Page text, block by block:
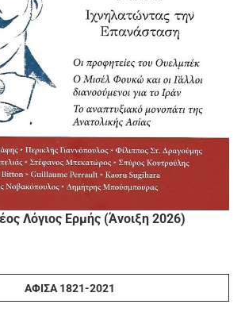
Λόγιος Ερμής (Άνοιξη 2026)
ΑΦΊΣΑ 1821-2021